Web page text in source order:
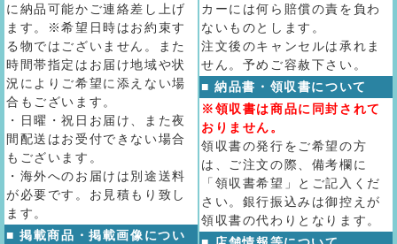
に納品可能かご連絡差し上げ
ます。※希望日時はお約束す
る物ではございません。また
時間帯指定はお届け地域や状
況によりご希望に添えない場
合もございます。
・日曜・祝日お届け、また夜
間配送はお受付できない場合
もございます。
・海外へのお届けは別途送料
が必要です。お見積もり致し
ます。
■ 掲載商品・掲載画像につい
カーには何ら賠償の責を負わ
ないものとします。
注文後のキャンセルは承れま
せん。予めご容赦下さい。
■ 納品書・領収書について
※領収書は商品に同封されて
おりません。
領収書の発行をご希望の方
は、ご注文の際、備考欄に
「領収書希望」とご記入くだ
さい。銀行振込みは御控えが
領収書の代わりとなります。